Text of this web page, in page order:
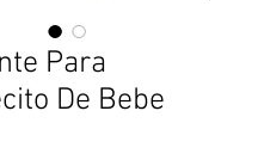
Para
De Bebe